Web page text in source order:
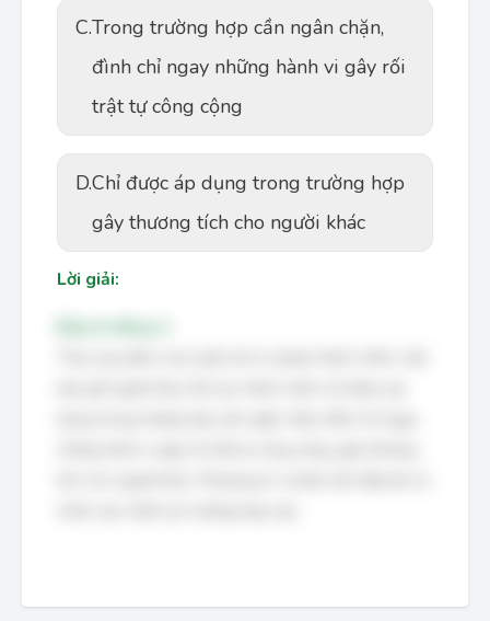
C.Trong trường hợp cần ngân chặn,
đình chỉ ngay những hành vi gây rối
trật tự công cộng
D.Chỉ được áp dụng trong trường hợp
gây thương tích cho người khác
Lời giải: